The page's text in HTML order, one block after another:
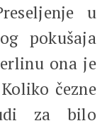
u
pokušaja
ona je
čezne
za bilo